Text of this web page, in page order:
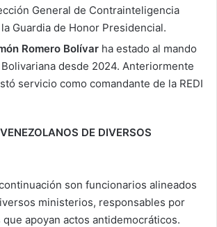
General de Contrainteligencia
Guardia de Honor Presidencial.
Romero Bolívar ha estado al mando
desde 2024. Anteriormente
servicio como comandante de la REDI
DE DIVERSOS
son funcionarios alineados
ministerios, responsables por
apoyan actos antidemocráticos.